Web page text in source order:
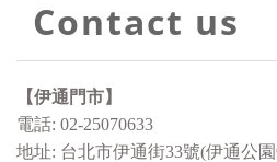
Contact us
【伊通門市】
電話: 02-25070633
地址: 台北市伊通街33號(伊通公